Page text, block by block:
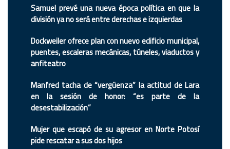
Samuel prevé una nueva época política en que la
división ya no será entre derechas e izquierdas
Dockweiler ofrece plan con nuevo edificio municipal,
puentes, escaleras mecánicas, túneles, viaductos y
anfiteatro
Manfred tacha de “vergüenza” la actitud de Lara
en la sesión de honor: “es parte de la
desestabilización”
Mujer que escapó de su agresor en Norte Potosí
pide rescatar a sus dos hijos